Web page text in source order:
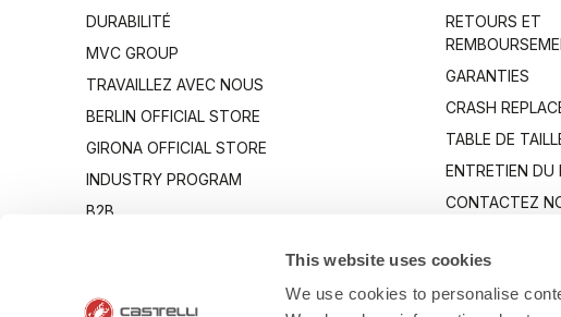
This website uses cookies
We use cookies to personalise
DURABILITÉ
MVC GROUP
TRAVAILLEZ AVEC NOUS
BERLIN OFFICIAL STORE
GIRONA OFFICIAL STORE
INDUSTRY PROGRAM
B2B
RETOURS ET
GARANTIES
CRASH
TABLE DE
ENTRETIEN DU
CONTACTEZ